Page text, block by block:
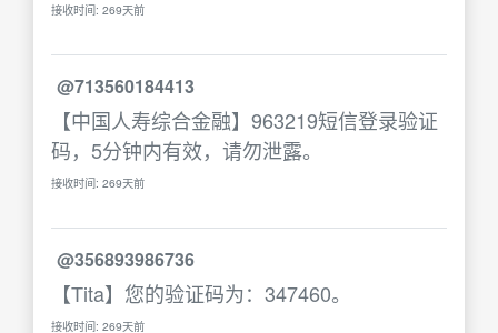
接收时间: 269天前
@713560184413
【中国人寿综合金融】963219短信登录验证
码，5分钟内有效，请勿泄露。
接收时间: 269天前
@356893986736
【Tita】您的验证码为：347460。
接收时间: 269天前